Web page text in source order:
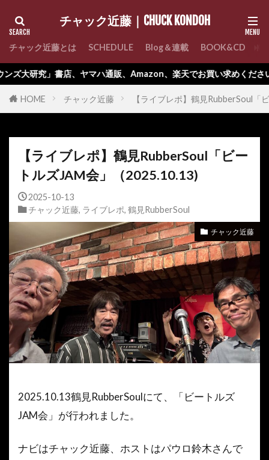
チャック近藤｜CHUCK KONDOH
チャック近藤とは SCHEDULE Blog＆連載 BOOK&CD
、ヤマハ通販、Amazon、楽天でお買い求めください。
HOME チャック近藤 【ライブレポ】鶴見RubberSoul「
【ライブレポ】鶴見RubberSoul「ビー
トルズJAM会」（2025.10.13)
2025-10-13
チャック近藤, ライブレポ, 鶴見RubberSoul
チャック近藤
2025.10.13鶴見RubberSoulにて、「ビートルズ
JAM会」が行われました。
ナビはチャック近藤、ホストはパウロ鈴木さんで